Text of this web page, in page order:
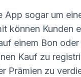
App sogar um
können Kunden
einem Bon
Kauf zu
Prämien zu